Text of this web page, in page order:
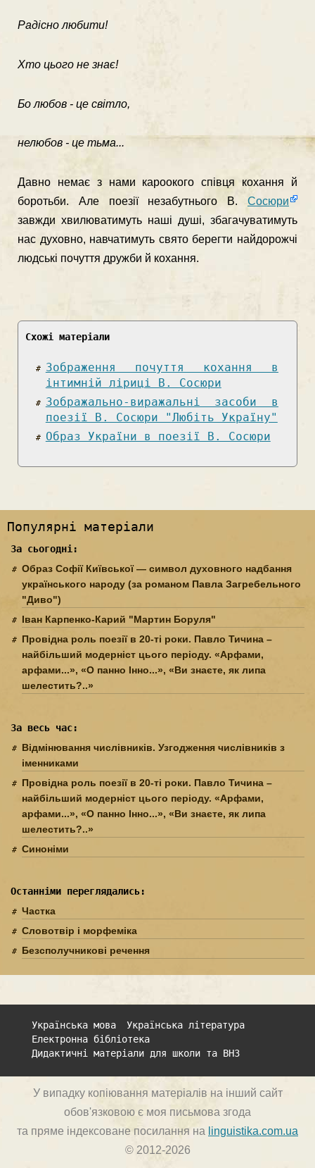
Радісно любити!
Хто цього не знає!
Бо любов - це світло,
нелюбов - це тьма...
Давно немає з нами кароокого співця кохання й
боротьби. Але поезії незабутнього В. Сосюри
завжди хвилюватимуть наші душі, збагачуватимуть
нас духовно, навчатимуть свято берегти найдорожчі
людські почуття дружби й кохання.
Схожі матеріали
Зображення почуття кохання в
інтимній ліриці В. Сосюри
Зображально-виражальні засоби в
поезії В. Сосюри "Любіть Україну"
Образ України в поезії В. Сосюри
Популярні матеріали
За сьогодні:
Образ Софії Київської — символ духовного надбання
українського народу (за романом Павла Загребельного
"Диво")
Іван Карпенко-Карий "Мартин Боруля"
Провідна роль поезії в 20-ті роки. Павло Тичина –
найбільший модерніст цього періоду. «Арфами,
арфами...», «О панно Інно...», «Ви знаєте, як липа
шелестить?..»
За весь час:
Відмінювання числівників. Узгодження числівників з
іменниками
Провідна роль поезії в 20-ті роки. Павло Тичина –
найбільший модерніст цього періоду. «Арфами,
арфами...», «О панно Інно...», «Ви знаєте, як липа
шелестить?..»
Синоніми
Останніми переглядались:
Частка
Словотвір і морфеміка
Безсполучникові речення
Українська мова
Українська література
Електронна бібліотека
Дидактичні матеріали для школи та ВНЗ
У випадку копіювання матеріалів на інший сайт
обов'язковою є моя письмова згода
та пряме індексоване посилання на linguistika.com.ua
© 2012-2026